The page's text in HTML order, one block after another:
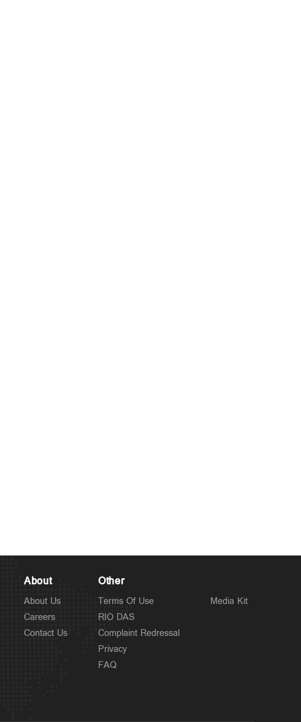
About
About Us
Careers
Contact Us
Other
Terms Of Use
RIO DAS
Complaint Redressal
Privacy
FAQ
Media Kit